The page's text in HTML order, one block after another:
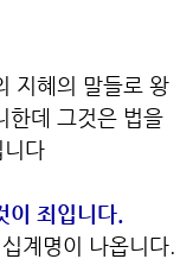
지혜의 말들로 왕
한데 그것은 법을
다
죄입니다.
계명이 나옵니다.